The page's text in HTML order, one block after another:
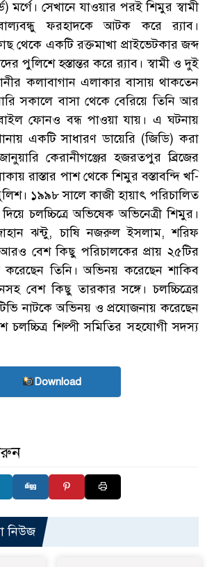
মর্গে। সেখানে যাওয়ার পরই শিমুর স্বামী
ফরহাদকে আটক করে র‌্যাব।
থেকে একটি রক্তমাখা প্রাইভেটকার জব্দ
পুলিশে হস্তান্তর করে র‌্যাব। স্বামী ও দুই
কলাবাগান এলাকার বাসায় থাকতেন
সকালে বাসা থেকে বেরিয়ে তিনি আর
ফোনও বন্ধ পাওয়া যায়। এ ঘটনায়
একটি সাধারণ ডায়েরি (জিডি) করা
কেরানীগঞ্জের হজরতপুর ব্রিজের
রাস্তার পাশ থেকে শিমুর বস্তাবন্দি খ-ি
১৯৯৮ সালে কাজী হায়াৎ পরিচালিত
চলচ্চিত্রে অভিষেক অভিনেত্রী শিমুর।
ঝন্টু, চাষি নজরুল ইসলাম, শরিফ
বেশ কিছু পরিচালকের প্রায় ২৫টির
করেছেন তিনি। অভিনয় করেছেন শাকিব
বেশ কিছু তারকার সঙ্গে। চলচ্চিত্রের
নাটকে অভিনয় ও প্রযোজনায় করেছেন
চলচ্চিত্র শিল্পী সমিতির সহযোগী সদস্য
Download
নিউজ